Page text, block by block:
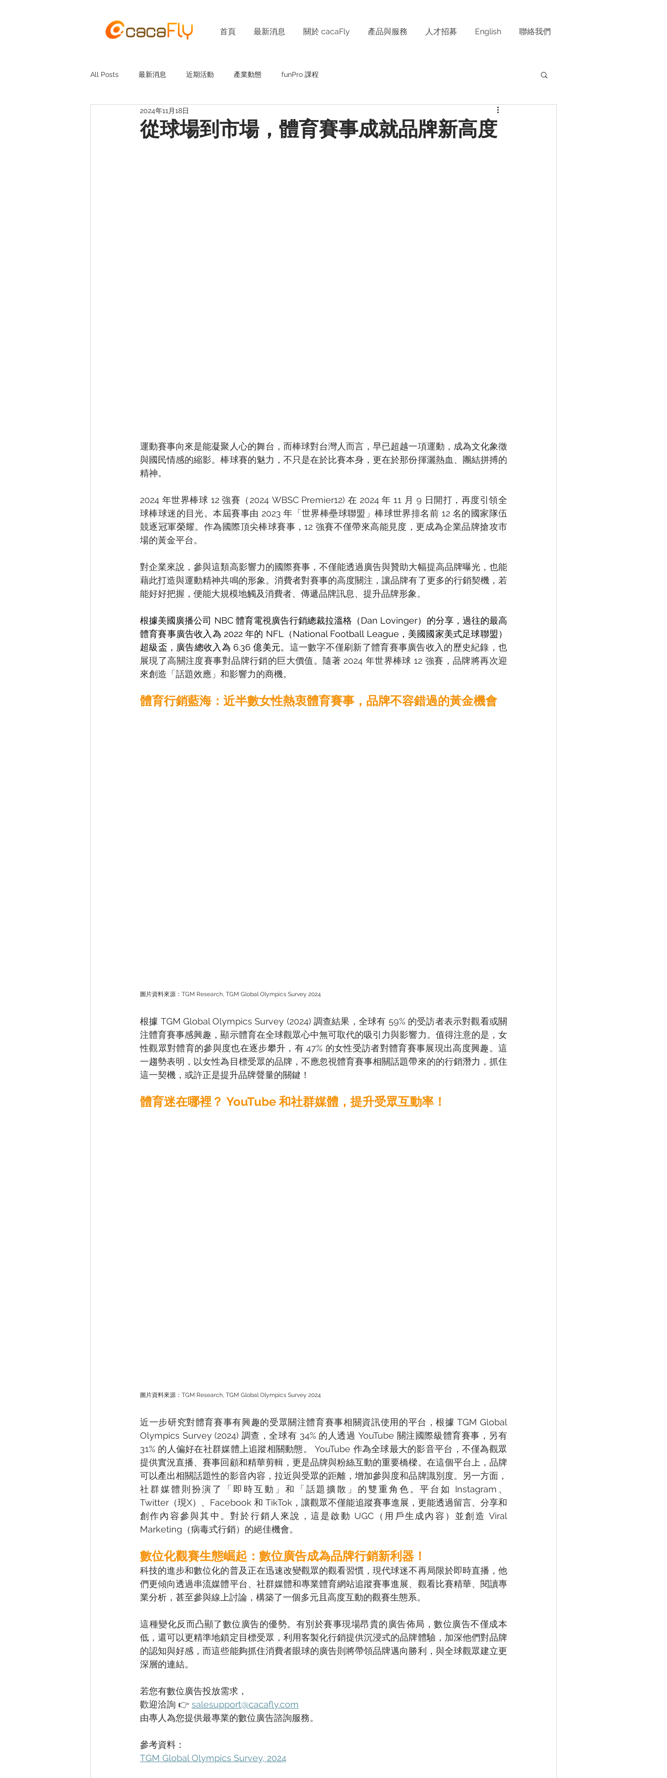
首頁 最新消息 關於 cacaFly 產品與服務 人才招募 English 聯絡我們
All Posts 最新消息 近期活動 產業動態 funPro 課程
從球場到市場，體育賽事成就品牌新高度
2024年11月18日
運動賽事向來是能凝聚人心的舞台，而棒球對台灣人而言，早已超越一項運動，成為文化象徵
與國民情感的縮影。棒球賽的魅力，不只是在於比賽本身，更在於那份揮灑熱血、團結拼搏的
精神。
2024 年世界棒球 12 強賽（2024 WBSC Premier12) 在 2024 年 11 月 9 日開打，再度引領全
球棒球迷的目光。本屆賽事由 2023 年「世界棒壘球聯盟」棒球世界排名前 12 名的國家隊伍
競逐冠軍榮耀。作為國際頂尖棒球賽事，12 強賽不僅帶來高能見度，更成為企業品牌搶攻市
場的黃金平台。
對企業來說，參與這類高影響力的國際賽事，不僅能透過廣告與贊助大幅提高品牌曝光，也能
藉此打造與運動精神共鳴的形象。消費者對賽事的高度關注，讓品牌有了更多的行銷契機，若
能好好把握，便能大規模地觸及消費者、傳遞品牌訊息、提升品牌形象。
根據美國廣播公司 NBC 體育電視廣告行銷總裁拉溫格（Dan Lovinger）的分享，過往的最高
體育賽事廣告收入為 2022 年的 NFL（National Football League，美國國家美式足球聯盟）
超級盃，廣告總收入為 6.36 億美元。 這一數字不僅刷新了體育賽事廣告收入的歷史紀錄，也
展現了高關注度賽事對品牌行銷的巨大價值。隨著 2024 年世界棒球 12 強賽，品牌將再次迎
來創造「話題效應」和影響力的商機。
體育行銷藍海：近半數女性熱衷體育賽事，品牌不容錯過的黃金機會
圖片資料來源：TGM Research, TGM Global Olympics Survey 2024
根據 TGM Global Olympics Survey (2024) 調查結果，全球有 59% 的受訪者表示對觀看或關
注體育賽事感興趣，顯示體育在全球觀眾心中無可取代的吸引力與影響力。值得注意的是，女
性觀眾對體育的參與度也在逐步攀升，有 47% 的女性受訪者對體育賽事展現出高度興趣。這
一趨勢表明，以女性為目標受眾的品牌，不應忽視體育賽事相關話題帶來的的行銷潛力，抓住
這一契機，或許正是提升品牌聲量的關鍵！
體育迷在哪裡？ YouTube 和社群媒體，提升受眾互動率！
圖片資料來源：TGM Research, TGM Global Olympics Survey 2024
近一步研究對體育賽事有興趣的受眾關注體育賽事相關資訊使用的平台，根據 TGM Global
Olympics Survey (2024) 調查，全球有 34% 的人透過 YouTube 關注國際級體育賽事，另有
31% 的人偏好在社群媒體上追蹤相關動態。 YouTube 作為全球最大的影音平台，不僅為觀眾
提供實況直播、賽事回顧和精華剪輯，更是品牌與粉絲互動的重要橋樑。在這個平台上，品牌
可以產出相關話題性的影音內容，拉近與受眾的距離，增加參與度和品牌識別度。另一方面，
社群媒體則扮演了「即時互動」和「話題擴散」的雙重角色。平台如 Instagram、
Twitter（現X）、Facebook 和 TikTok，讓觀眾不僅能追蹤賽事進展，更能透過留言、分享和
創作內容參與其中。對於行銷人來說，這是啟動 UGC（用戶生成內容）並創造 Viral
Marketing（病毒式行銷）的絕佳機會。
數位化觀賽生態崛起：數位廣告成為品牌行銷新利器！
科技的進步和數位化的普及正在迅速改變觀眾的觀看習慣，現代球迷不再局限於即時直播，他
們更傾向透過串流媒體平台、社群媒體和專業體育網站追蹤賽事進展、觀看比賽精華、閱讀專
業分析，甚至參與線上討論，構築了一個多元且高度互動的觀賽生態系。
這種變化反而凸顯了數位廣告的優勢。有別於賽事現場昂貴的廣告佈局，數位廣告不僅成本
低，還可以更精準地鎖定目標受眾，利用客製化行銷提供沉浸式的品牌體驗，加深他們對品牌
的認知與好感，而這些能夠抓住消費者眼球的廣告則將帶領品牌邁向勝利，與全球觀眾建立更
深層的連結。
若您有數位廣告投放需求，
歡迎洽詢 👉 salesupport@cacafly.com
由專人為您提供最專業的數位廣告諮詢服務。
參考資料：
TGM Global Olympics Survey, 2024